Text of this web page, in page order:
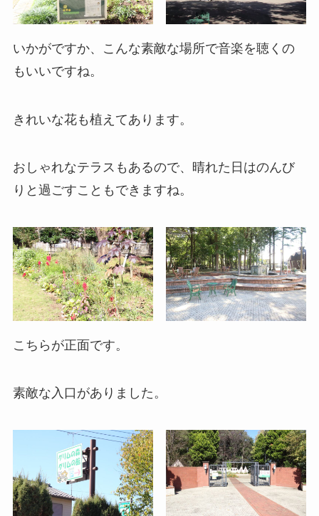
いかがですか、こんな素敵な場所で音楽を聴くの
もいいですね。
きれいな花も植えてあります。
おしゃれなテラスもあるので、晴れた日はのんび
りと過ごすこともできますね。
こちらが正面です。
素敵な入口がありました。